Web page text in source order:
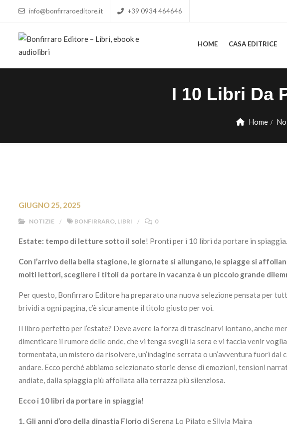
info@bonfirraroeditore.it +39 0934 464646
HOME CASA EDITRICE
HOME CASA EDITRICE
I 10 Libri Da
Home
GIUGNO 25, 2025
NOTIZIE BONFIRRARO, LIBRI 0
Estate: tempo di letture sotto il sole! Pronti per i 10 libri da portare in spiaggia.
Con l’arrivo della bella stagione, le giornate si allungano, le spiagge si
molti lettori, scegliere i titoli da portare in vacanza è un piccolo grande
Per questo, Bonfirraro Editore ha preparato una nuova selezione pensata per
brividi a ogni pagina, c’è sicuramente il titolo giusto per voi.
Il libro perfetto per l’estate? Deve avere la forza di trascinarvi lontano, anche
dimenticare il rumore delle onde, che vi tenga svegli la sera e vi faccia venir voglia
tormentata, un mistero da risolvere, un’indagine serrata o un’avventura fuori dal
andare. Ecco perché abbiamo selezionato storie dense di emozioni, tensioni
andiate, dalla spiaggia più affollata alla terrazza più silenziosa.
Ecco i 10 libri da portare in spiaggia!
1. Gli anni d’oro della dinastia Florio di Serena Lo Pilato e Silvia Maira